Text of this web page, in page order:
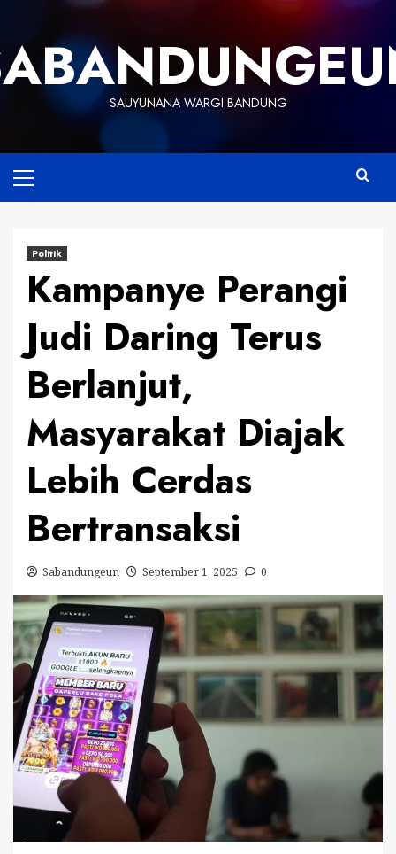
content
SAUYUNANA WARGI BANDUNG
Menu
Politik
Kampanye Perangi
Judi Daring Terus
Berlanjut,
Masyarakat Diajak
Lebih Cerdas
Bertransaksi
Sabandungeun September 1, 2025 0